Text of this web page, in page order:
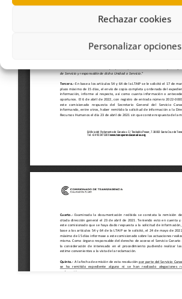
Rechazar cookies
Personalizar opciones